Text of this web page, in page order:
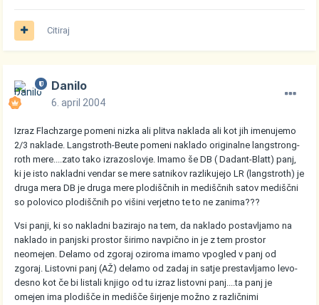
Citiraj
Danilo
6. april 2004
Izraz Flachzarge pomeni nizka ali plitva naklada ali kot jih imenujemo
2/3 naklade. Langstroth-Beute pomeni naklado originalne langstrong-
roth mere....zato tako izrazoslovje. Imamo še DB ( Dadant-Blatt) panj,
ki je isto nakladni vendar se mere satnikov razlikujejo LR (langstroth) je
druga mera DB je druga mere plodiščnih in mediščnih satov mediščni
so polovico plodiščnih po višini verjetno te to ne zanima???
Vsi panji, ki so nakladni bazirajo na tem, da naklado postavljamo na
naklado in panjski prostor širimo navpično in je z tem prostor
neomejen. Delamo od zgoraj oziroma imamo vpogled v panj od
zgoraj. Listovni panj (AŽ) delamo od zadaj in satje prestavljamo levo-
desno kot če bi listali knjigo od tu izraz listovni panj....ta panj je
omejen ima plodišče in medišče širjenje možno z različnimi